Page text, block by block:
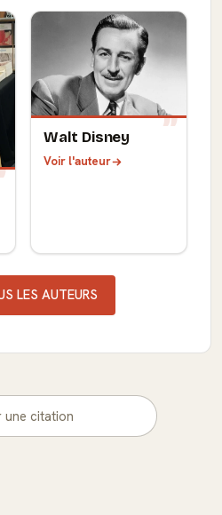
Walt Disney
Voir l'auteur
LES AUTEURS